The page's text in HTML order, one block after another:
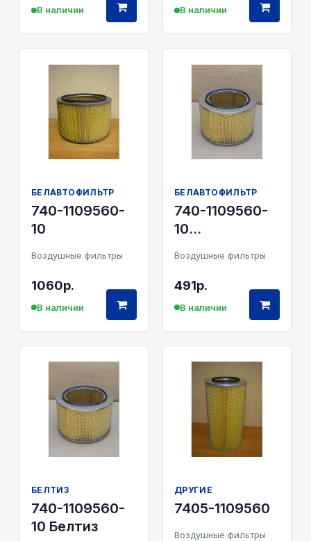
В наличии В наличии
БЕЛАВТОФИЛЬТР
740-1109560-
10
Воздушные фильтры
1060р.
В наличии
БЕЛАВТОФИЛЬТР
740-1109560-
10
Воздушные фильтры
491р.
В наличии
БЕЛТИЗ
740-1109560-
10 Белтиз
ДРУГИЕ
7405-1109560
Воздушные фильтры